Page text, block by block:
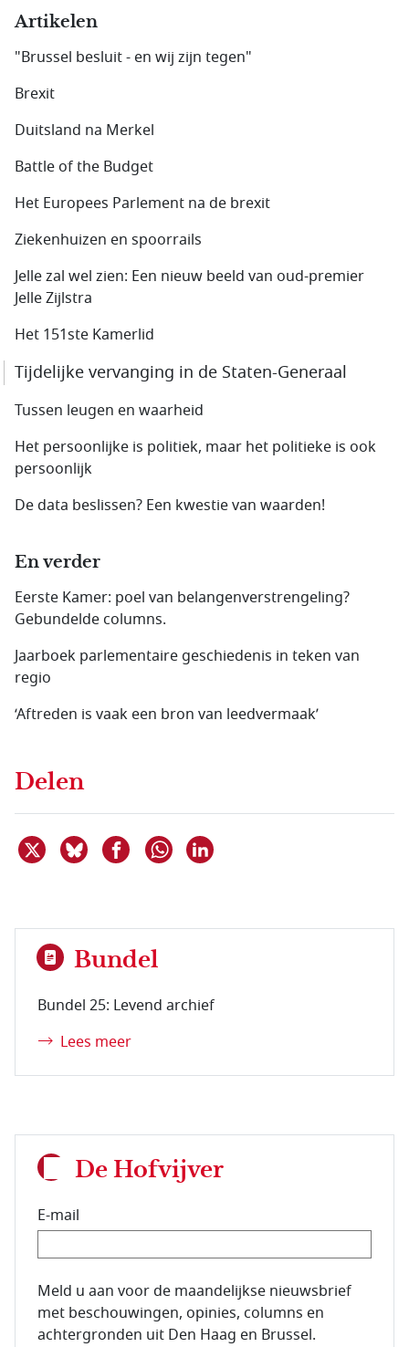
Artikelen
"Brussel besluit - en wij zijn tegen"
Brexit
Duitsland na Merkel
Battle of the Budget
Het Europees Parlement na de brexit
Ziekenhuizen en spoorrails
Jelle zal wel zien: Een nieuw beeld van oud-premier
Jelle Zijlstra
Het 151ste Kamerlid
Tijdelijke vervanging in de Staten-Generaal
Tussen leugen en waarheid
Het persoonlijke is politiek, maar het politieke is ook
persoonlijk
De data beslissen? Een kwestie van waarden!
En verder
Eerste Kamer: poel van belangenverstrengeling?
Gebundelde columns.
Jaarboek parlementaire geschiedenis in teken van
regio
‘Aftreden is vaak een bron van leedvermaak’
Delen
Deel dit item op X
Deel dit item op Bluesky
Deel dit item op Facebook
Delen via WhatsApp
Bundel
Bundel 25: Levend archief
Lees meer
De Hofvijver
E-mail
E-mailadres van de abonnee.
Meld u aan voor de maandelijkse nieuwsbrief
met beschouwingen, opinies, columns en
achtergronden uit Den Haag en Brussel.